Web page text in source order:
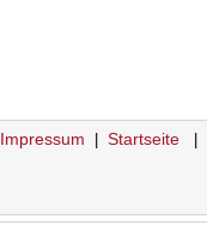
Impressum Startseite